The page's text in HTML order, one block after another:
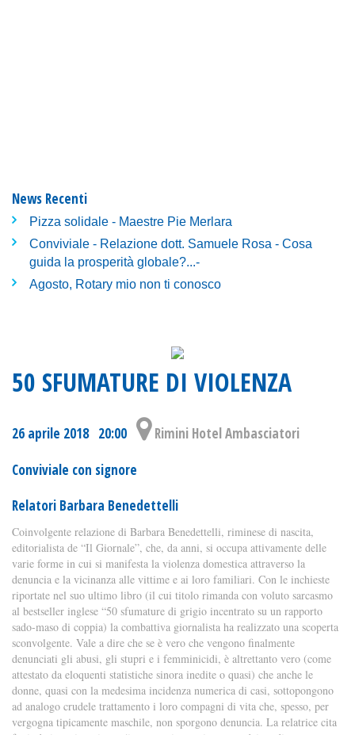
News Recenti
Pizza solidale - Maestre Pie Merlara
Conviviale - Relazione dott. Samuele Rosa - Cosa
guida la prosperità globale?...-
Agosto, Rotary mio non ti conosco
50 SFUMATURE DI VIOLENZA
26 aprile 2018 20:00
Rimini Hotel Ambasciatori
Conviviale con signore
Relatori Barbara Benedettelli
Coinvolgente relazione di Barbara Benedettelli, riminese di nascita,
editorialista de “Il Giornale”, che, da anni, si occupa attivamente delle
varie forme in cui si manifesta la violenza domestica attraverso la
denuncia e la vicinanza alle vittime e ai loro familiari. Con le inchieste
riportate nel suo ultimo libro (il cui titolo rimanda con voluto sarcasmo
al bestseller inglese “50 sfumature di grigio incentrato su un rapporto
sado-maso di coppia) la combattiva giornalista ha realizzato una scoperta
sconvolgente. Vale a dire che se è vero che vengono finalmente
denunciati gli abusi, gli stupri e i femminicidi, è altrettanto vero (come
attestato da eloquenti statistiche sinora inedite o quasi) che anche le
donne, quasi con la medesima incidenza numerica di casi, sottopongono
ad analogo crudele trattamento i loro compagni di vita che, spesso, per
vergogna tipicamente maschile, non sporgono denuncia. La relatrice cita